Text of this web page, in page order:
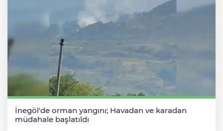
İnegöl'de orman yangını; Havadan ve karadan
müdahale başlatıldı